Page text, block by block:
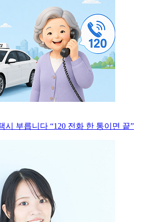
시 부릅니다 “120 전화 한 통이면 끝”